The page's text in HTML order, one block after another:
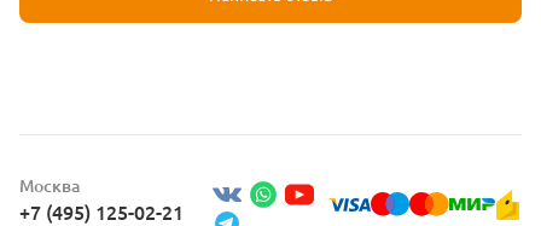
Москва
+7 (495) 125-02-21